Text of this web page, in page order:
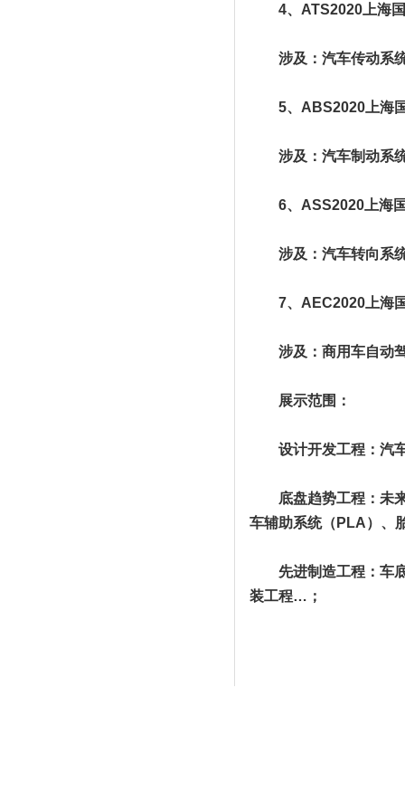
4、ATS2020上海国
涉及：汽车传动系统
5、ABS2020上海国
涉及：汽车制动系统
6、ASS2020上海国
涉及：汽车转向系统
7、AEC2020上海国
涉及：商用车自动驾
展示范围：
设计开发工程：汽车
底盘趋势工程：未来
车辅助系统（PLA）、
先进制造工程：车底
装工程…；